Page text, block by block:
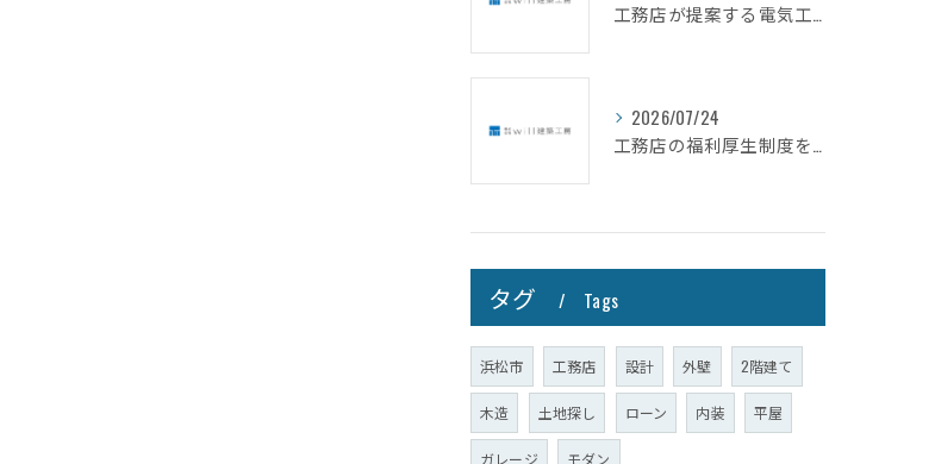
工務店が提案する電気工事を静岡県浜松市で賢く依頼する費用相場と選び方ガイド
2026/07/24
工務店の福利厚生制度を徹底比較して満足度の高い職場選びを叶えるコツ
タグ Tags
浜松市 工務店 設計 外壁 2階建て
木造 土地探し ローン 内装 平屋
ガレージ モダン